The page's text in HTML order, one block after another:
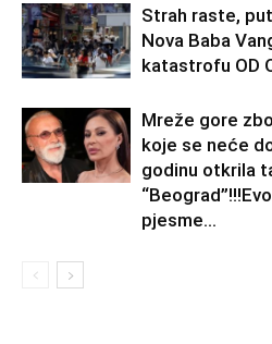
Strah raste,
Nova Baba
katastrofu OD
Mreže gore
koje se neće
godinu otkrila
pjesme...